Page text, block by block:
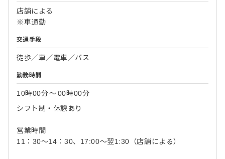
店舗による
※車通勤
交通手段
徒歩／車／電車／バス
勤務時間
10時00分〜00時00分
シフト制・休憩あり
営業時間
11：30～14：30、17:00～翌1:30（店舗による）